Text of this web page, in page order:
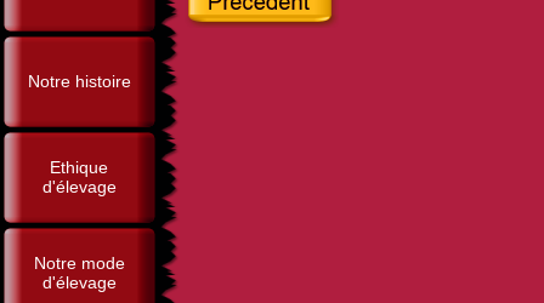
Notre histoire
Ethique
d'élevage
Notre mode
d'élevage